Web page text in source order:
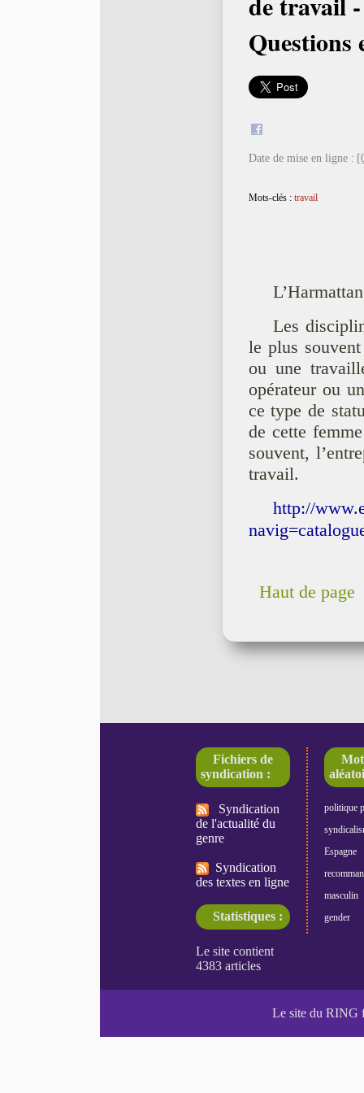
Questions
Date de mise en ligne :
Mots-clés : travail
Les
le plus
ou une
opérateur ou
ce type de
de cette
souvent,
travail.
http://
Haut de page
Fichiers de
syndication :
Syndication
de l'actualité du
genre
Syndication
des textes en ligne
Statistiques :
politique
Espagne
masculin
gender
Le site du RING